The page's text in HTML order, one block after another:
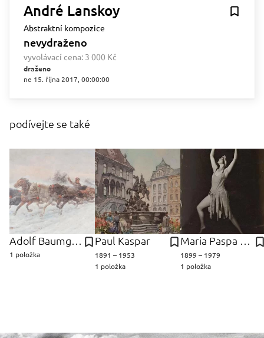
André Lanskoy
Abstraktní kompozice
nevydraženo
vyvolávací cena: 3 000 Kč
draženo
ne 15. října 2017, 00:00:00
podívejte se také
Adolf Baumgartner-Stoiloff
1 položka
Paul Kaspar
1891 – 1953
1 položka
Maria Paspa Karel
1899 – 1979
1 položka